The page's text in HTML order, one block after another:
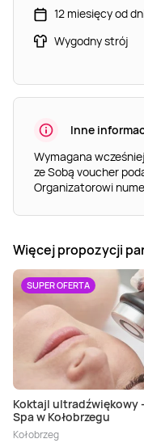
12 miesięcy od
Wygodny strój
Inne
Wymagana
ze Sobą voucher
Organizatorowi
Więcej propozycji
SUPER OFERTA
Koktajl ultradźwiękowy
Spa w Kołobrzegu
Kołobrzeg